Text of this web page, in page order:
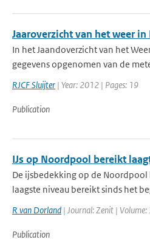
Jaaroverzicht van het weer in
In het Jaandoverzicht van het
gegevens opgenomen van de
RJCF Sluijter | Year: 2012 | Pages: 19
Publication
IJs op Noordpool bereikt
De ijsbedekking op de
laagste niveau bereikt sinds het
R van Dorland | Journal: Zenit |
Publication